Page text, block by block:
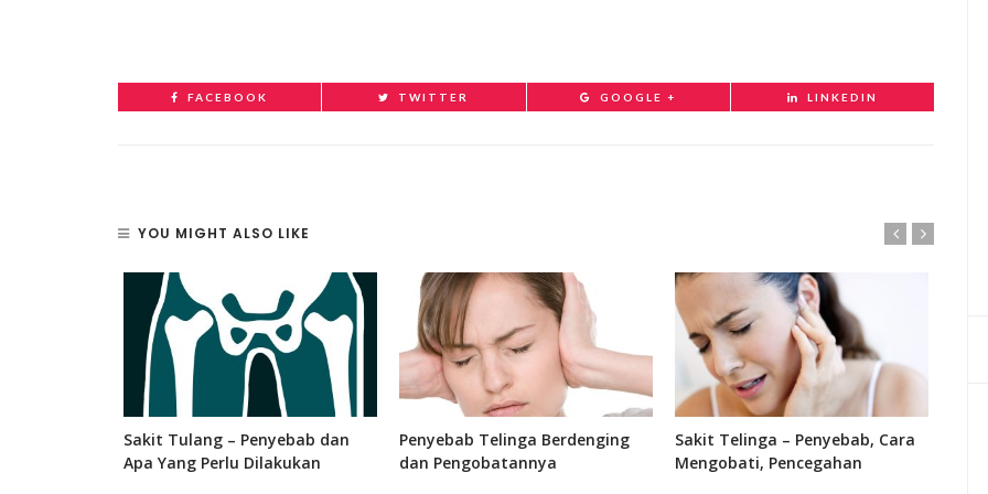
FACEBOOK TWITTER GOOGLE + LINKEDIN
YOU MIGHT ALSO LIKE
Sakit Tulang – Penyebab dan
Apa Yang Perlu Dilakukan
Penyebab Telinga Berdenging
dan Pengobatannya
Sakit Telinga – Penyebab, Cara
Mengobati, Pencegahan